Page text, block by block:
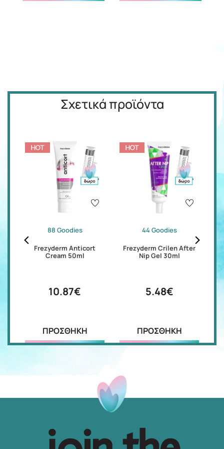
Σχετικά προϊόντα
88 Goodies
Frezyderm Anticort
Cream 50ml
10.87€
ΠΡΟΣΘΗΚΗ
44 Goodies
Frezyderm Crilen After
Nip Gel 30ml
5.48€
ΠΡΟΣΘΗΚΗ